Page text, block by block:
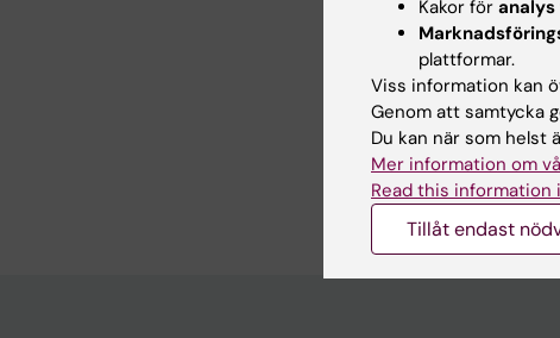
Jag är även
med Mind) som i
medmänskligt stöd för
kontext.
Utöver detta agerar
management och etik.
Kakor för analys
plattformar.
Viss information kan
Genom att samtycka
Du kan när som helst
Mer information om
Read this information
Tillåt endast